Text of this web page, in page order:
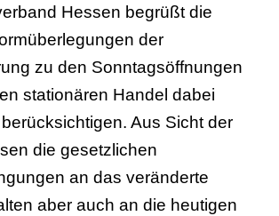
Hessen begrüßt die
der
zu den Sonntagsöffnungen
stationären Handel dabei
Aus Sicht der
die gesetzlichen
an das veränderte
aber auch an die heutigen